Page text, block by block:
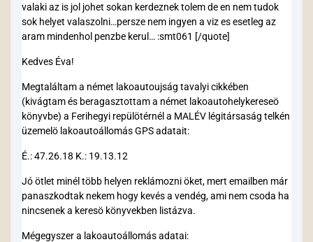
valaki az is jol johet sokan kerdeznek tolem de en nem tudok
sok helyet valaszolni…persze nem ingyen a viz es esetleg az
aram mindenhol penzbe kerul… :smt061 [/quote]
Kedves Éva!
Megtaláltam a német lakoautoujság tavalyi cikkében
(kivágtam és beragasztottam a német lakoautohelykereseö
könyvbe) a Ferihegyi repülötérnél a MALÉV légitársaság telkén
üzemelö lakoautoállomás GPS adatait:
É.: 47.26.18 K.: 19.13.12
Jó ötlet minél több helyen reklámozni öket, mert emailben már
panaszkodtak nekem hogy kevés a vendég, ami nem csoda ha
nincsenek a keresö könyvekben listázva.
Mégegyszer a lakoautoállomás adatai: